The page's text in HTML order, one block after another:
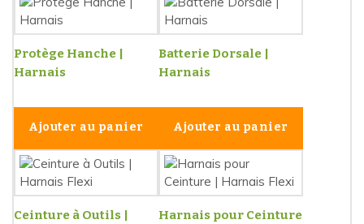
Protège Hanche |
Harnais
Ajouter au panier
Batterie Dorsale |
Harnais
Ajouter au panier
Ceinture à Outils |
Harnais pour Ceinture